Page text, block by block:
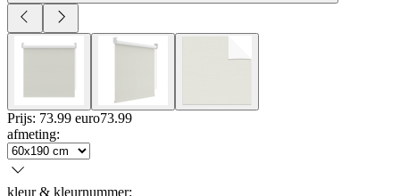
Prijs: 73.99 euro73.99
afmeting:
kleur & kleurnummer: